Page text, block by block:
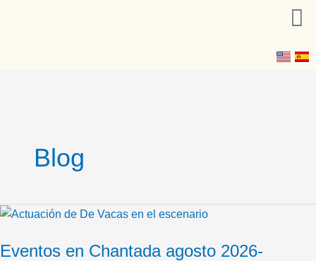
Blog
Eventos en Chantada agosto 2026-
Eventos
Chantada